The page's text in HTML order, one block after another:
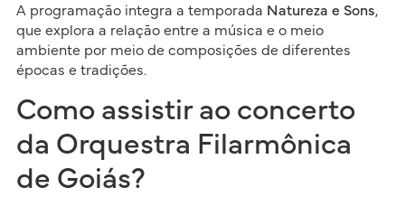
A programação integra a temporada Natureza e Sons,
que explora a relação entre a música e o meio
ambiente por meio de composições de diferentes
épocas e tradições.
Como assistir ao concerto
da Orquestra Filarmônica
de Goiás?